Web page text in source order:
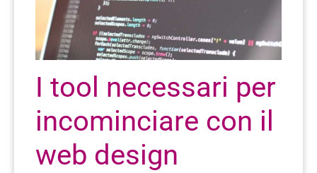
I tool necessari per
incominciare con il
web design